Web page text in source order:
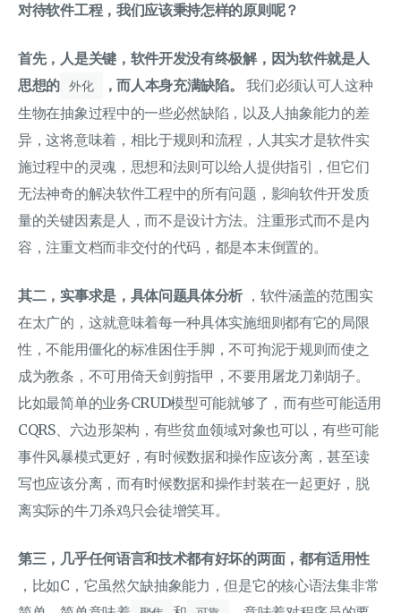
对待软件工程，我们应该秉持怎样的原则呢？
首先，人是关键，软件开发没有终极解，因为软件就是人
思想的
外化 ，而人本身充满缺陷。
我们必须认可人这种
生物在抽象过程中的一些必然缺陷，以及人抽象能力的差
异，这将意味着，相比于规则和流程，人其实才是软件实
施过程中的灵魂，思想和法则可以给人提供指引，但它们
无法神奇的解决软件工程中的所有问题，影响软件开发质
量的关键因素是人，而不是设计方法。注重形式而不是内
容，注重文档而非交付的代码，都是本末倒置的。
其二，实事求是，具体问题具体分析 ，软件涵盖的范围实
在太广的，这就意味着每一种具体实施细则都有它的局限
性，不能用僵化的标准困住手脚，不可拘泥于规则而使之
成为教条，不可用倚天剑剪指甲，不要用屠龙刀剃胡子。
比如最简单的业务CRUD模型可能就够了，而有些可能适用
CQRS、六边形架构，有些贫血领域对象也可以，有些可能
事件风暴模式更好，有时候数据和操作应该分离，甚至读
写也应该分离，而有时候数据和操作封装在一起更好，脱
离实际的牛刀杀鸡只会徒增笑耳。
第三，几乎任何语言和技术都有好坏的两面，都有适用性
，比如C，它虽然欠缺抽象能力，但是它的核心语法集非常